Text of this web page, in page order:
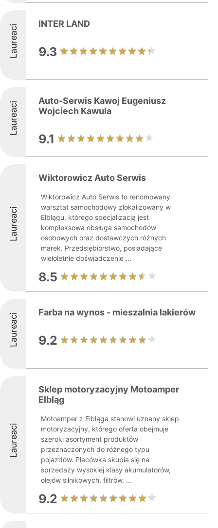
Laureaci INTER LAND
9.3
Laureaci
Auto-Serwis Kawoj Eugeniusz
Wojciech Kawula
9.1
Laureaci
Wiktorowicz Auto Serwis
Wiktorowicz Auto Serwis to renomowany
warsztat samochodowy zlokalizowany w
Elblągu, którego specjalizacją jest
kompleksowa obsługa samochodów
osobowych oraz dostawczych różnych
marek. Przedsiębiorstwo, posiadające
wieloletnie doświadczenie ...
8.5
Laureaci Farba na wynos - mieszalnia lakierów
9.2
Laureaci
Sklep motoryzacyjny Motoamper
Elbląg
Motoamper z Elbląga stanowi uznany sklep
motoryzacyjny, którego oferta obejmuje
szeroki asortyment produktów
przeznaczonych do różnego typu
pojazdów. Placówka skupia się na
sprzedaży wysokiej klasy akumulatorów,
olejów silnikowych, filtrów, ...
9.2